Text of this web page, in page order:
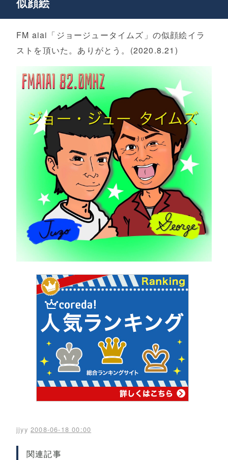
FM aiai「ジョージュータイムズ」の似顔絵イラ
ストを頂いた。ありがとう。(2020.8.21)
jjyy 2008-06-18 00:00
関連記事